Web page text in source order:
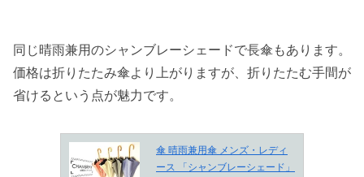
同じ晴雨兼用のシャンブレーシェードで長傘もあります。
価格は折りたたみ傘より上がりますが、折りたたむ手間が
省けるという点が魅力です。
傘 晴雨兼用傘 メンズ・レディ
ース 「シャンブレーシェード」